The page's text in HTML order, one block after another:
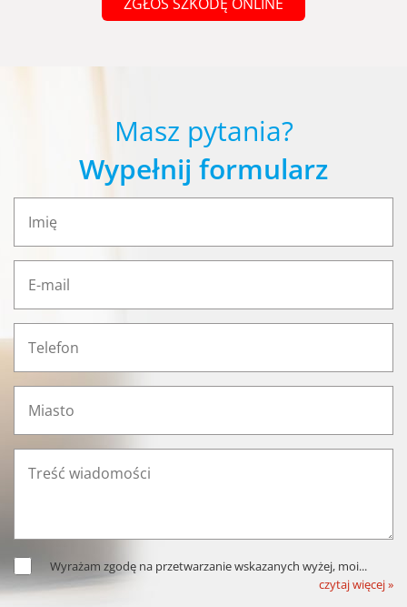
Masz pytania?
Wypełnij formularz
Wyrażam zgodę na przetwarzanie wskazanych wyżej, moi...
czytaj więcej »